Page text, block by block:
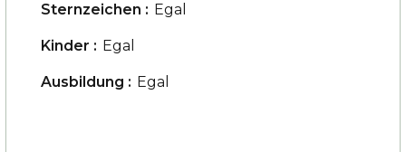
Sternzeichen : Egal
Kinder : Egal
Ausbildung : Egal